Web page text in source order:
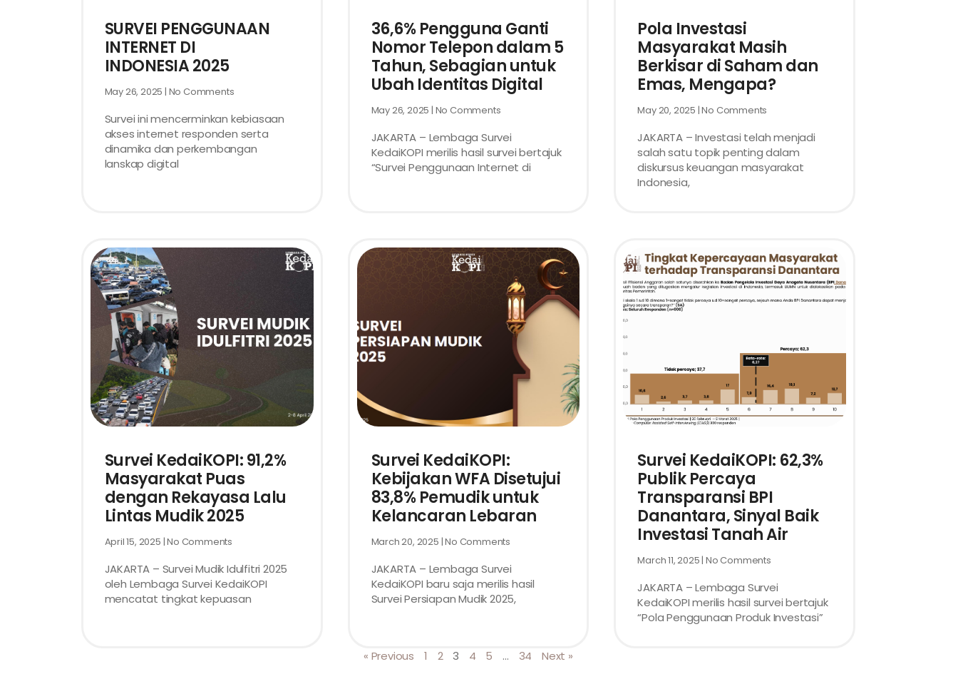
SURVEI PENGGUNAAN
INTERNET DI
INDONESIA 2025
May 26, 2025 No Comments
Survei ini mencerminkan kebiasaan
akses internet responden serta
dinamika dan perkembangan
lanskap digital
36,6% Pengguna Ganti
Nomor Telepon dalam 5
Tahun, Sebagian untuk
Ubah Identitas Digital
May 26, 2025 No Comments
JAKARTA – Lembaga Survei
KedaiKOPI merilis hasil survei bertajuk
“Survei Penggunaan Internet di
Pola Investasi
Masyarakat Masih
Berkisar di Saham dan
Emas, Mengapa?
May 20, 2025 No Comments
JAKARTA – Investasi telah menjadi
salah satu topik penting dalam
diskursus keuangan masyarakat
Indonesia,
Survei KedaiKOPI: 91,2%
Masyarakat Puas
dengan Rekayasa Lalu
Lintas Mudik 2025
April 15, 2025 No Comments
JAKARTA – Survei Mudik Idulfitri 2025
oleh Lembaga Survei KedaiKOPI
mencatat tingkat kepuasan
Survei KedaiKOPI:
Kebijakan WFA Disetujui
83,8% Pemudik untuk
Kelancaran Lebaran
March 20, 2025 No Comments
JAKARTA – Lembaga Survei
KedaiKOPI baru saja merilis hasil
Survei Persiapan Mudik 2025,
Survei KedaiKOPI: 62,3%
Publik Percaya
Transparansi BPI
Danantara, Sinyal Baik
Investasi Tanah Air
March 11, 2025 No Comments
JAKARTA – Lembaga Survei
KedaiKOPI merilis hasil survei bertajuk
“Pola Penggunaan Produk Investasi”
« Previous 1 2 3 4 5 … 34 Next »